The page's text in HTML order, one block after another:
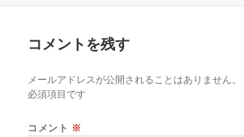
コメントを残す
メールアドレスが公開されることはありません。
必須項目です
コメント ※